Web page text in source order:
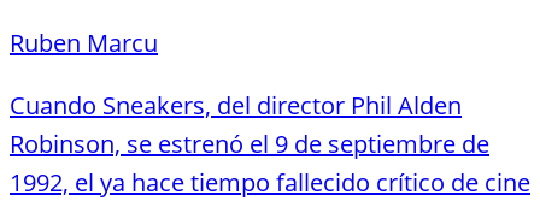
Ruben Marcu
Cuando Sneakers, del director Phil Alden
Robinson, se estrenó el 9 de septiembre de
1992, el ya hace tiempo fallecido crítico de cine